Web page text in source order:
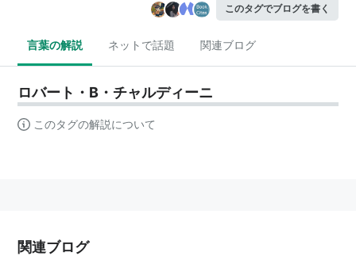
このタグでブログを書く
言葉の解説 ネットで話題 関連ブログ
ロバート・B・チャルディーニ
このタグの解説について
関連ブログ